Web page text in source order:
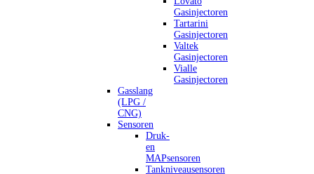
Gasinjectoren
Tartarini
Gasinjectoren
Valtek
Gasinjectoren
Vialle
Gasinjectoren
Gasslang
(LPG /
CNG)
Sensoren
Druk-
en
MAPsensoren
Tankniveausensoren